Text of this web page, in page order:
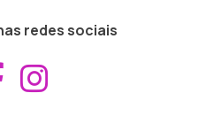
redes sociais
Aceder ao